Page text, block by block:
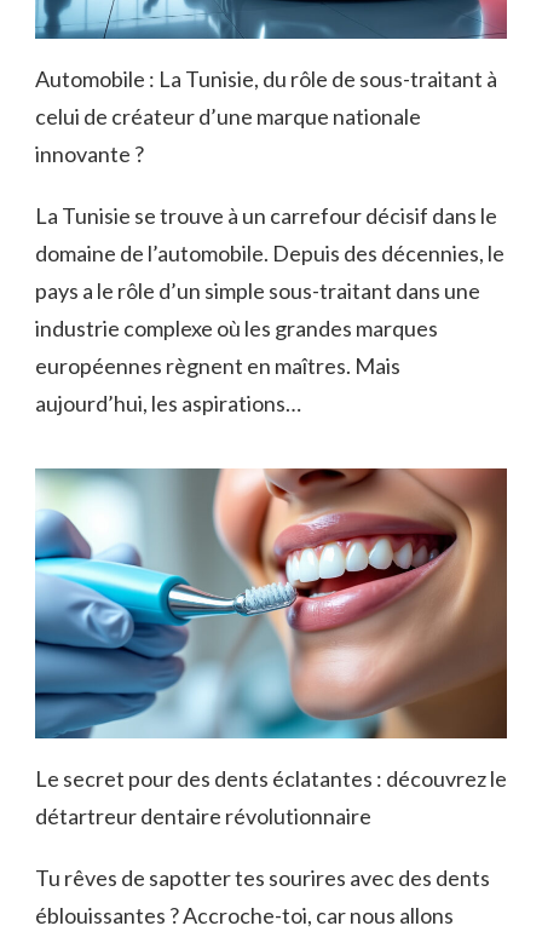
Automobile : La Tunisie, du rôle de sous-traitant à
celui de créateur d’une marque nationale
innovante ?
La Tunisie se trouve à un carrefour décisif dans le
domaine de l’automobile. Depuis des décennies, le
pays a le rôle d’un simple sous-traitant dans une
industrie complexe où les grandes marques
européennes règnent en maîtres. Mais
aujourd’hui, les aspirations…
Le secret pour des dents éclatantes : découvrez le
détartreur dentaire révolutionnaire
Tu rêves de sapotter tes sourires avec des dents
éblouissantes ? Accroche-toi, car nous allons